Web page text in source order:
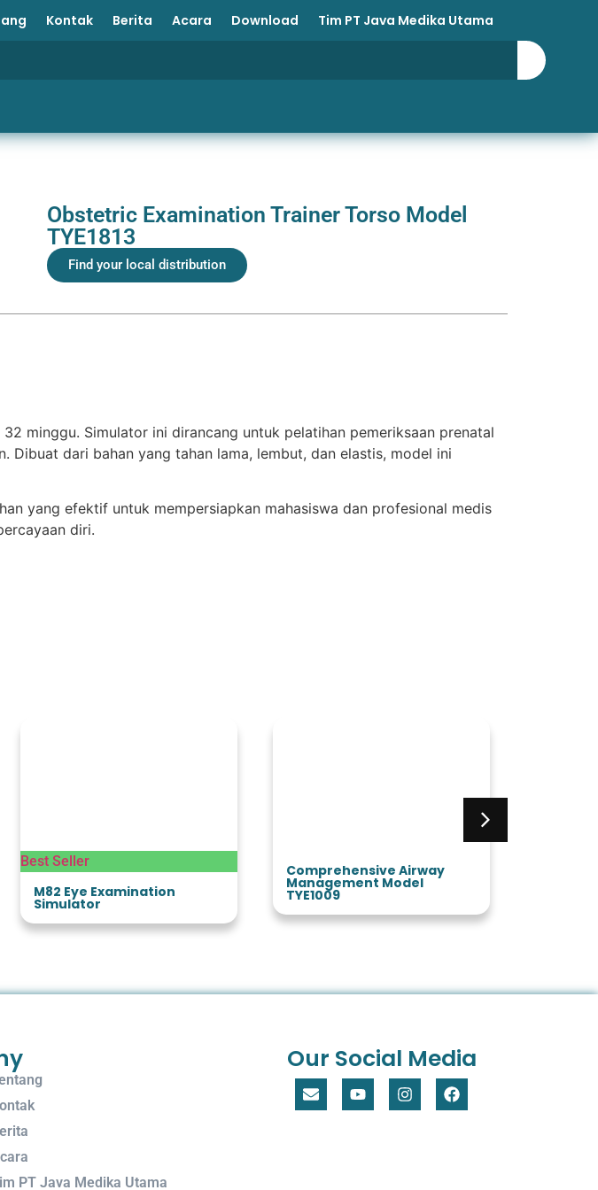
Kontak Berita Acara Download Tim PT Java Medika Utama
Obstetric Examination Trainer Torso Model
TYE1813
Find your local distribution
minggu. Simulator ini dirancang untuk pelatihan pemeriksaan prenatal
Dibuat dari bahan yang tahan lama, lembut, dan elastis, model ini
yang efektif untuk mempersiapkan mahasiswa dan profesional medis
diri.
Best Seller
M82 Eye Examination
Simulator
Comprehensive Airway
Management Model
TYE1009
PT Java Medika Utama
Our Social Media